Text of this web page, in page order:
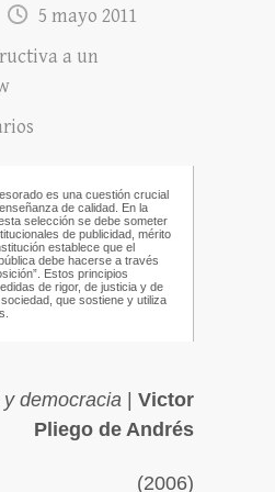
5 mayo 2011
a un
es una cuestión crucial
de calidad. En la
selección se debe someter
de publicidad, mérito
establece que el
debe hacerse a través
Estos principios
de rigor, de justicia y de
que sostiene y utiliza
democracia | Victor
Pliego de Andrés
(2006)